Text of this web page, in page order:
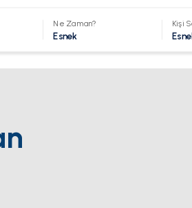
Ne Zaman?
Esnek
Kişi